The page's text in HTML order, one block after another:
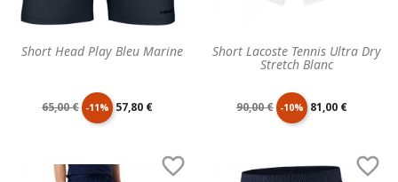
Short Head Play Bleu Marine
Prix
65,00 € -11% Prix
57,80 €
Short Lacoste Tennis Ultra Dry
Stretch Blanc
Prix
90,00 € -10% Prix
81,00 €
 